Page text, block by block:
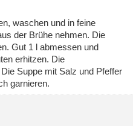
waschen und in feine
der Brühe nehmen. Die
Gut 1 l abmessen und
erhitzen. Die
Suppe mit Salz und Pfeffer
garnieren.